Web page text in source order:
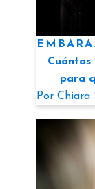
Cuántas
para
Por Chiara